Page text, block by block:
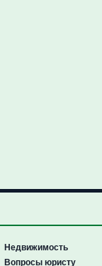
Недвижимость
Вопросы юристу